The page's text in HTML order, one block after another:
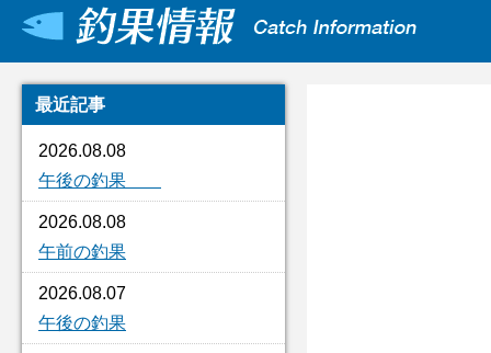
最近記事
2026.08.08
午後の釣果
2026.08.08
午前の釣果
2026.08.07
午後の釣果